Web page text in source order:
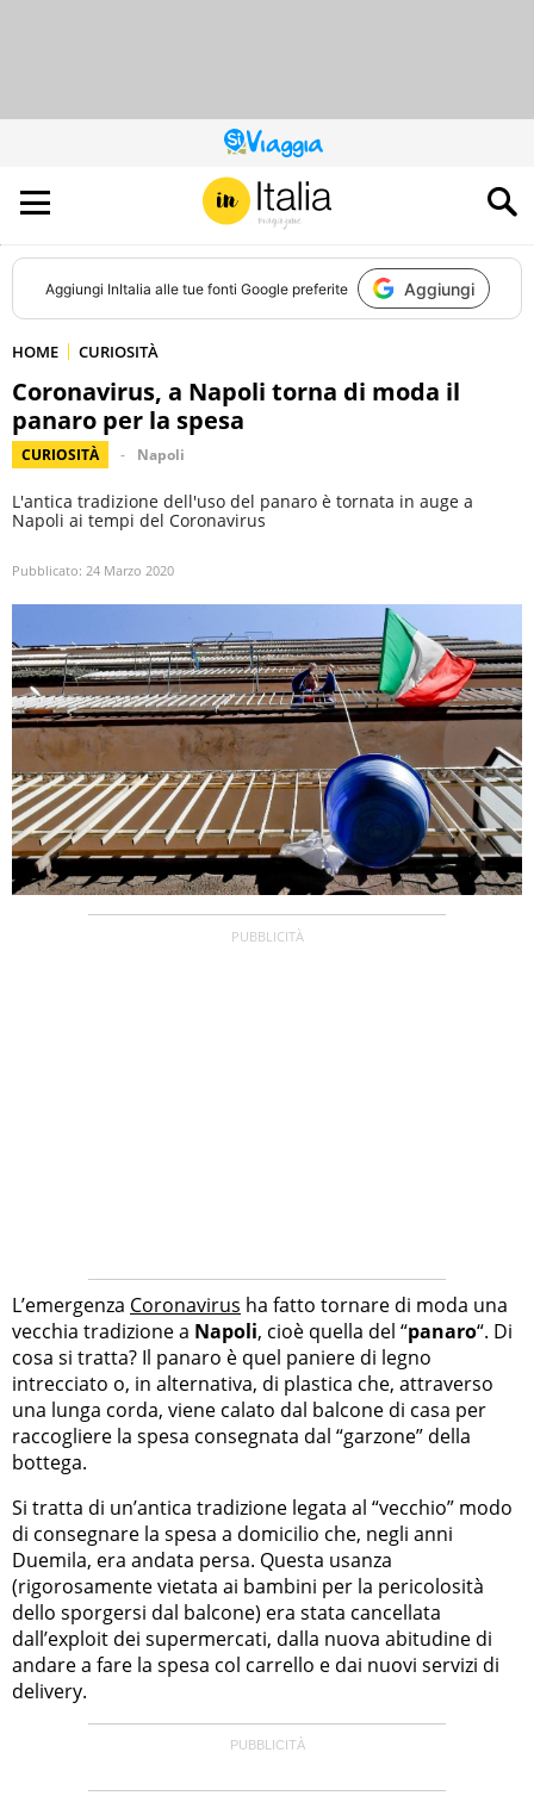
QUESTO
SITO
CONTRIBUISCE
ALL’AUDIENCE
DI
Aggiungi InItalia alle tue fonti Google preferite Aggiungi
HOME CURIOSITÀ
Coronavirus, a Napoli torna di moda il
panaro per la spesa
CURIOSITÀ Napoli
L'antica tradizione dell'uso del panaro è tornata in auge a
Napoli ai tempi del Coronavirus
Pubblicato: 24 Marzo 2020
L’emergenza Coronavirus ha fatto tornare di moda una
vecchia tradizione a Napoli, cioè quella del “panaro“. Di
cosa si tratta? Il panaro è quel paniere di legno
intrecciato o, in alternativa, di plastica che, attraverso
una lunga corda, viene calato dal balcone di casa per
raccogliere la spesa consegnata dal “garzone” della
bottega.
Si tratta di un’antica tradizione legata al “vecchio” modo
di consegnare la spesa a domicilio che, negli anni
Duemila, era andata persa. Questa usanza
(rigorosamente vietata ai bambini per la pericolosità
dello sporgersi dal balcone) era stata cancellata
dall’exploit dei supermercati, dalla nuova abitudine di
andare a fare la spesa col carrello e dai nuovi servizi di
delivery.